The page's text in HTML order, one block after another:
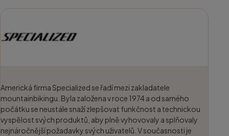
Americká firma Specialized se řadí mezi zakladatele
mountainbikingu. Byla založena v roce 1974 a od samého
počátku se neustále snaží zlepšovat funkčnost a technickou
vyspělost svých produktů, aby plně vyhovovaly a splňovaly
nejnáročnější požadavky svých uživatelů. V současnosti je